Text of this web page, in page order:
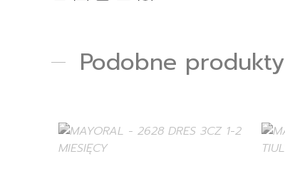
Podobne produkty